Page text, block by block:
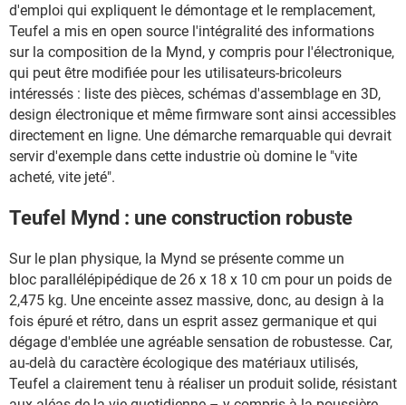
d'emploi qui expliquent le démontage et le remplacement,
Teufel a mis en open source l'intégralité des informations
sur la composition de la Mynd, y compris pour l'électronique,
qui peut être modifiée pour les utilisateurs-bricoleurs
intéressés : liste des pièces, schémas d'assemblage en 3D,
design électronique et même firmware sont ainsi accessibles
directement en ligne. Une démarche remarquable qui devrait
servir d'exemple dans cette industrie où domine le "vite
acheté, vite jeté".
Teufel Mynd : une construction robuste
Sur le plan physique, la Mynd se présente comme un
bloc parallélépipédique de 26 x 18 x 10 cm pour un poids de
2,475 kg. Une enceinte assez massive, donc, au design à la
fois épuré et rétro, dans un esprit assez germanique et qui
dégage d'emblée une agréable sensation de robustesse. Car,
au-delà du caractère écologique des matériaux utilisés,
Teufel a clairement tenu à réaliser un produit solide, résistant